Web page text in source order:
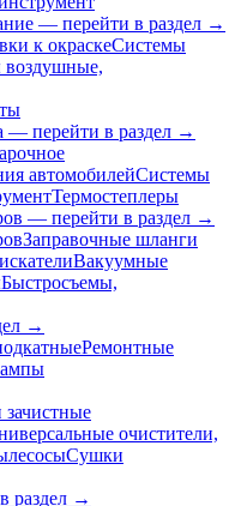
— перейти в раздел →
к окраскеСистемы
— перейти в раздел →
автомобилейСистемы
Термостеплеры
— перейти в раздел →
Заправочные шланги
Вакуумные
Быстросъемы,
→
Ремонтные
очистители,
Сушки
раздел →